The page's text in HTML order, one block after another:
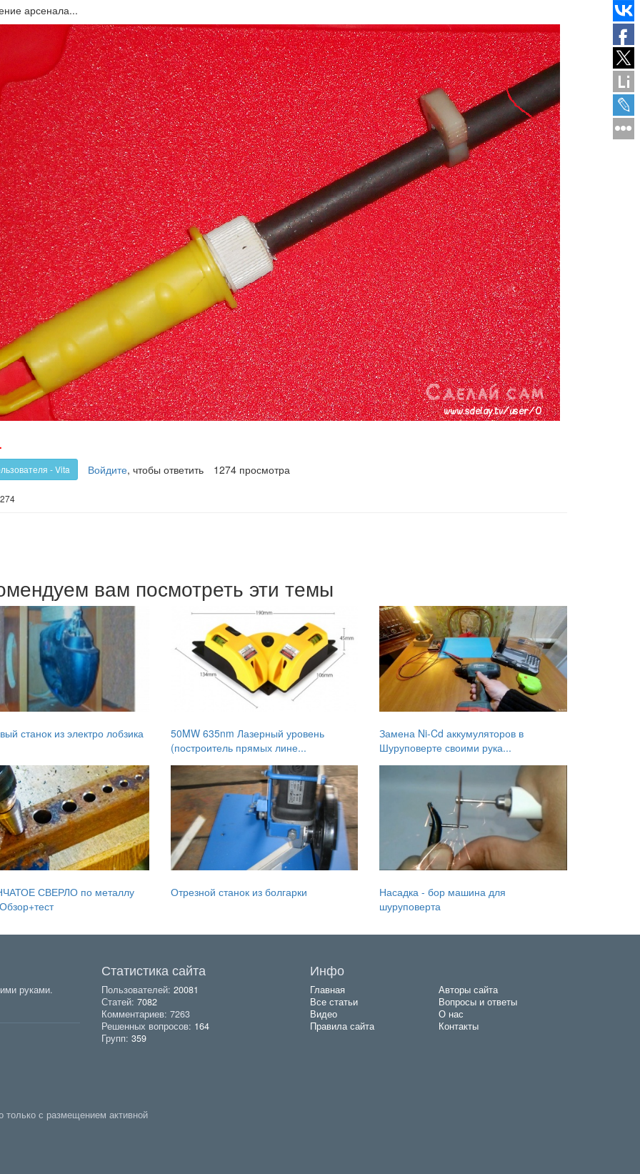
арсенала...
против!
- Vita Войдите, чтобы ответить 1274 просмотра
вам посмотреть эти темы
станок из электро лобзика
50MW 635nm Лазерный уровень
(построитель прямых лине...
Замена Ni-Cd аккумуляторов в
Шуруповерте своими рука...
СВЕРЛО по металлу
Отрезной станок из болгарки
Насадка - бор машина для
шуруповерта
руками.
Статистика сайта
Пользователей: 20081
Статей: 7082
Комментариев: 7263
Решенных вопросов: 164
Групп: 359
Инфо
Главная
Авторы сайта
Все статьи
Вопросы и ответы
Видео
О нас
Правила сайта
Контакты
только с размещением активной